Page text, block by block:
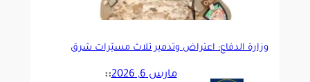
وزارة الدفاع: اعتراض وتدمير ثلاث مسيّرات شرق
مارس 6, 2026 ::